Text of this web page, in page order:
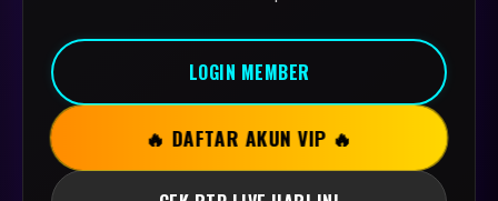
LOGIN MEMBER
🔥 DAFTAR AKUN VIP 🔥